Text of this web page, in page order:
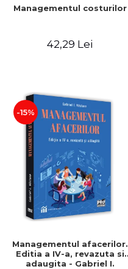
Managementul costurilor
42,29 Lei
-15%
Managementul afacerilor.
Editia a IV-a, revazuta si
adaugita - Gabriel I.